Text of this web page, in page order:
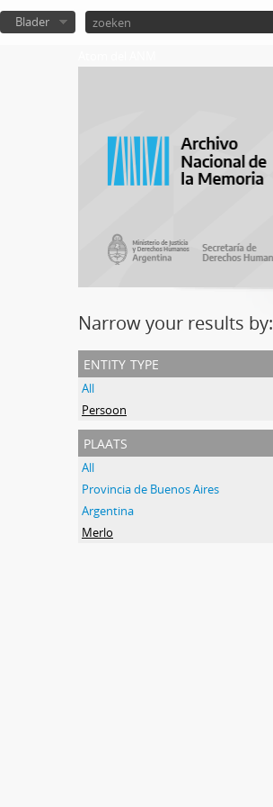
Blader
Narrow your results by:
entity type
All
Persoon
plaats
All
Provincia de Buenos Aires
Argentina
Merlo